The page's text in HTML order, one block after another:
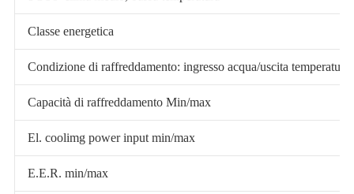
Classe energetica
Condizione di raffreddamento: ingresso acqua/uscita
Capacità di raffreddamento Min/max
El. coolimg power input min/max
E.E.R. min/max